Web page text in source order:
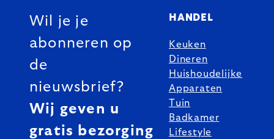
Wil je je
abonneren op
de
nieuwsbrief?
Wij geven u
gratis bezorging
HANDEL
Keuken
Dineren
Huishoudelijke
Apparaten
Tuin
Badkamer
Lifestyle